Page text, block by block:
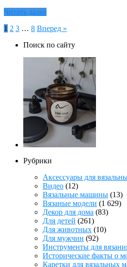
Читать далее
Пагинация
записей
1 2 3 … 8 Вперед »
Поиск по сайту
Рубрики
Аксессуары для
Видео (12)
Вязальные машины (13)
Вязаные модели (1 629)
Декор для дома (83)
Для детей (261)
Для животных (10)
Для мужчин (92)
Инструменты для
Исторические факты о
Каретки для вязальных